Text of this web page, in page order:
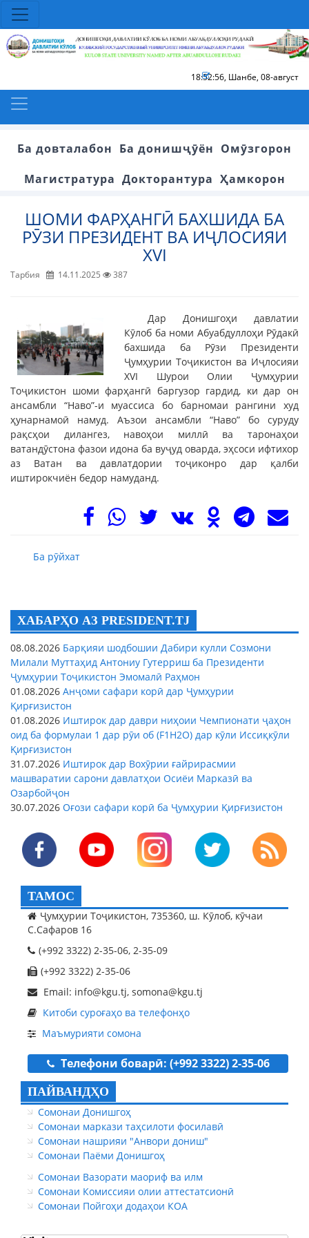
18:52:57, Шанбе, 08-август
Ба довталабон Ба донишҷӯён Омӯзгорон
Магистратура Докторантура Ҳамкорон
ШОМИ ФАРҲАНГӢ БАХШИДА БА
РӮЗИ ПРЕЗИДЕНТ ВА ИҶЛОСИЯИ
XVI
Тарбия 14.11.2025 387
Дар Донишгоҳи давлатии
Кӯлоб ба номи Абуабдуллоҳи Рӯдакӣ
бахшида ба Рӯзи Президенти
Ҷумҳурии Тоҷикистон ва Иҷлосияи
XVI Шурои Олии Ҷумҳурии
Тоҷикистон шоми фарҳангӣ баргузор гардид, ки дар он
ансамбли “Наво”-и муассиса бо барномаи рангини худ
ҳунарнамоӣ намуд. Аъзои ансамбли “Наво” бо суруду
рақсҳои дилангез, навоҳои миллӣ ва таронаҳои
ватандӯстона фазои идона ба вуҷуд оварда, эҳсоси ифтихор
аз Ватан ва давлатдории тоҷиконро дар қалби
иштирокчиён бедор намуданд.
Ба рӯйхат
ХАБАРҲО АЗ PRESIDENT.TJ
08.08.2026 Барқияи шодбошии Дабири кулли Созмони
Милали Муттаҳид Антониу Гутерриш ба Президенти
Ҷумҳурии Тоҷикистон Эмомалӣ Раҳмон
01.08.2026 Анҷоми сафари корӣ дар Ҷумҳурии
Қирғизистон
01.08.2026 Иштирок дар даври ниҳоии Чемпионати ҷаҳон
оид ба формулаи 1 дар рӯи об (F1H2O) дар кӯли Иссиқкӯли
Қирғизистон
31.07.2026 Иштирок дар Вохӯрии ғайрирасмии
машваратии сарони давлатҳои Осиёи Марказӣ ва
Озарбойҷон
30.07.2026 Оғози сафари корӣ ба Ҷумҳурии Қирғизистон
ТАМОС
Ҷумҳурии Тоҷикистон, 735360, ш. Кӯлоб, кӯчаи
С.Сафаров 16
(+992 3322) 2-35-06, 2-35-09
(+992 3322) 2-35-06
Email: info@kgu.tj, somona@kgu.tj
Китоби суроғаҳо ва телефонҳо
Маъмурияти сомона
Телефони боварӣ: (+992 3322) 2-35-06
ПАЙВАНДҲО
Сомонаи Донишгоҳ
Сомонаи маркази таҳсилоти фосилавӣ
Сомонаи нашрияи "Анвори дониш"
Сомонаи Паёми Донишгоҳ
Сомонаи Вазорати маориф ва илм
Сомонаи Комиссияи олии аттестатсионӣ
Сомонаи Пойгоҳи додаҳои КОА